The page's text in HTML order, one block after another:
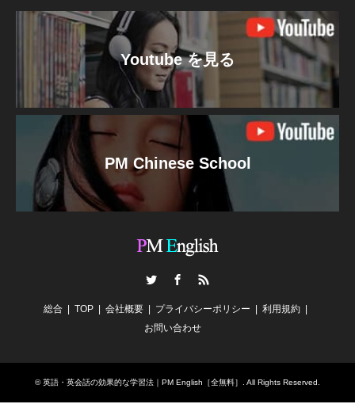
Youtube を見る
PM Chinese School
総合 TOP 会社概要 プライバシーポリシー
利用規約
お問い合わせ
©英語・英会話の効果的な学習法｜PM English［全無料］ . All Rights Reserved.